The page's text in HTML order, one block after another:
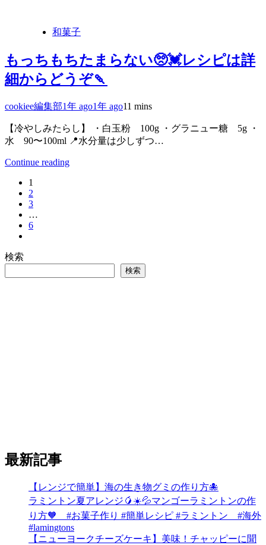
和菓子
もっちもちたまらない🥺💓レシピは詳
細からどうぞ🍡
cookiee編集部1年 ago1年 ago11 mins
【冷やしみたらし】 ・白玉粉 100g ・グラニュー糖 5g ・
水 90〜100ml 📍水分量は少しずつ…
Continue reading
1
2
3
…
6
検索
検索
最新記事
【レンジで簡単】海の生き物グミの作り方🐙
ラミントン夏アレンジ🥭☀️💦マンゴーラミントンの作
り方🧡 #お菓子作り #簡単レシピ #ラミントン #海外
#lamingtons
【ニューヨークチーズケーキ】美味！チャッピーに聞